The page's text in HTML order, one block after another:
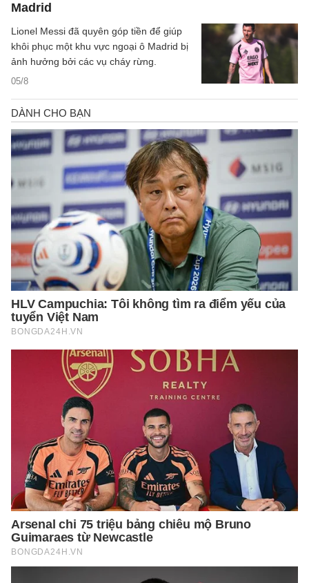
Madrid
05/8
Lionel Messi đã quyên góp tiền để giúp
khôi phục một khu vực ngoại ô Madrid bị
ảnh hưởng bởi các vụ cháy rừng.